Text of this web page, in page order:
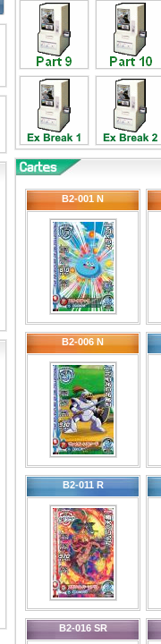
B2-001 N
B2-006 N
B2-011 R
B2-016 SR